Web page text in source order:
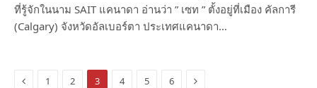
ที่รู้จักในนาม SAIT แคนาดา อ่านว่า ” เซท ” ตั้งอยู่ที่เมือง คัลการี
(Calgary) จังหวัดอัลเบอร์ตา ประเทศแคนาดา…
Previous
1 2 3 4 5 6 Next